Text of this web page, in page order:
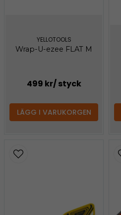
YELLOTOOLS
Wrap-U-ezee FLAT M
499 kr/ styck
LÄGG I VARUKORGEN